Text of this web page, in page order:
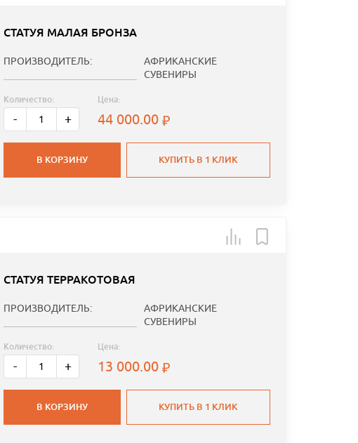
СТАТУЯ МАЛАЯ БРОНЗА
ПРОИЗВОДИТЕЛЬ:
АФРИКАНСКИЕ
СУВЕНИРЫ
Количество:
- +
Цена:
44 000.00
В КОРЗИНУ КУПИТЬ В 1 КЛИК
СТАТУЯ ТЕРРАКОТОВАЯ
ПРОИЗВОДИТЕЛЬ:
АФРИКАНСКИЕ
СУВЕНИРЫ
Количество:
- +
Цена:
13 000.00
В КОРЗИНУ КУПИТЬ В 1 КЛИК